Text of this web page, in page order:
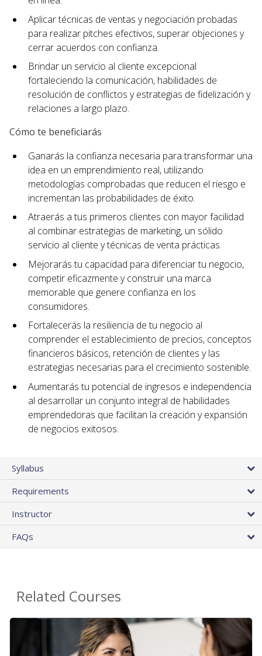
Aplicar técnicas de ventas y negociación probadas
para realizar pitches efectivos, superar objeciones y
cerrar acuerdos con confianza.
Brindar un servicio al cliente excepcional
fortaleciendo la comunicación, habilidades de
resolución de conflictos y estrategias de fidelización y
relaciones a largo plazo.
Cómo te beneficiarás
Ganarás la confianza necesaria para transformar una
idea en un emprendimiento real, utilizando
metodologías comprobadas que reducen el riesgo e
incrementan las probabilidades de éxito.
Atraerás a tus primeros clientes con mayor facilidad
al combinar estrategias de marketing, un sólido
servicio al cliente y técnicas de venta prácticas.
Mejorarás tu capacidad para diferenciar tu negocio,
competir eficazmente y construir una marca
memorable que genere confianza en los
consumidores.
Fortalecerás la resiliencia de tu negocio al
comprender el establecimiento de precios, conceptos
financieros básicos, retención de clientes y las
estrategias necesarias para el crecimiento sostenible.
Aumentarás tu potencial de ingresos e independencia
al desarrollar un conjunto integral de habilidades
emprendedoras que facilitan la creación y expansión
de negocios exitosos.
Syllabus
Requirements
Instructor
FAQs
Related Courses